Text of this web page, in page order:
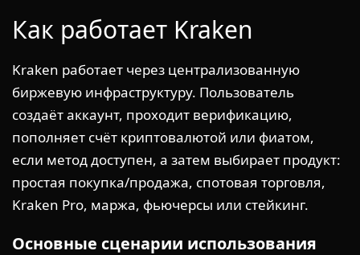
Как работает Kraken
Kraken работает через централизованную
биржевую инфраструктуру. Пользователь
создаёт аккаунт, проходит верификацию,
пополняет счёт криптовалютой или фиатом,
если метод доступен, а затем выбирает продукт:
простая покупка/продажа, спотовая торговля,
Kraken Pro, маржа, фьючерсы или стейкинг.
Основные сценарии использования